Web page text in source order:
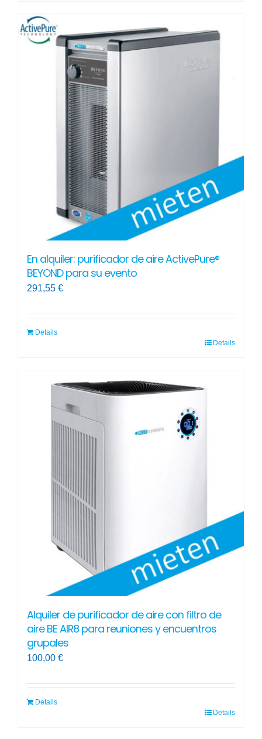
En alquiler: purificador de aire ActivePure®
BEYOND para su evento
291,55 €
Details
Details
Alquiler de purificador de aire con filtro de
aire BE AIR8 para reuniones y encuentros
grupales
100,00 €
Details
Details